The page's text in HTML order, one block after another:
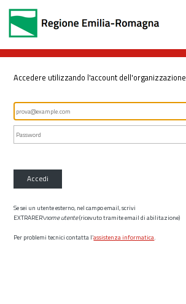
Accedere utilizzando l'account dell'organizzazione
Accedi
Se sei un utente esterno, nel campo email, scrivi
EXTRARER\nome utente(ricevuto tramite email di abilitazione)
Per problemi tecnici contatta l’assistenza informatica.